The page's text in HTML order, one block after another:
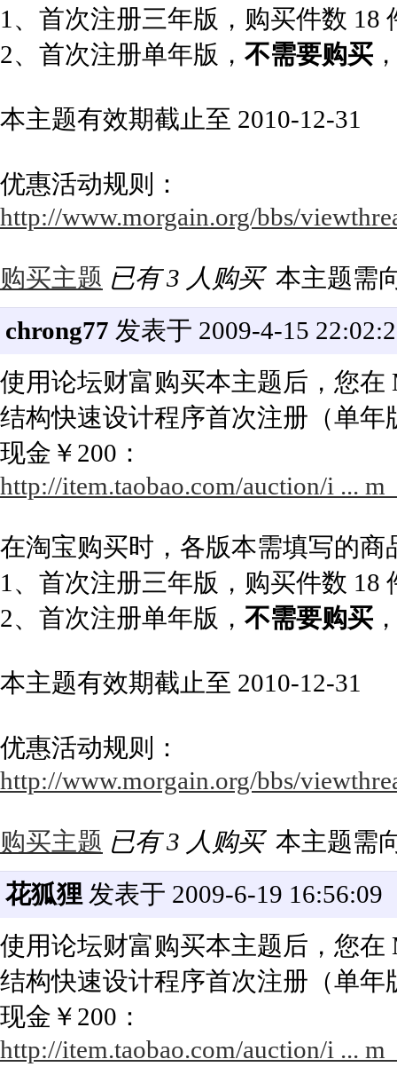
1、首次注册三年版，购买件数 18
2、首次注册单年版， 不需要购买
本主题有效期截止至 2010-12-31
优惠活动规则：
http://www.morgain.org/bbs/
购买主题 已有 3 人购买 本主题需
chrong77 发表于 2009-4-15
使用论坛财富购买本主题后，您在
结构快速设计程序首次注册（单
现金￥200：
http://item.taobao.com/auction/i ...
在淘宝购买时，各版本需填写的商
1、首次注册三年版，购买件数 18
2、首次注册单年版， 不需要购买
本主题有效期截止至 2010-12-31
优惠活动规则：
http://www.morgain.org/bbs/
购买主题 已有 3 人购买 本主题需
花狐狸 发表于 2009-6-19 16:56:09
使用论坛财富购买本主题后，您在
结构快速设计程序首次注册（单
现金￥200：
http://item.taobao.com/auction/i ...